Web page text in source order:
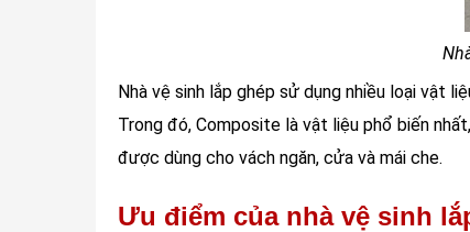
Nhà vệ sinh lắp ghép sử dụng nhiều loại vật
Trong đó, Composite là vật liệu phổ biến
được dùng cho vách ngăn, cửa và mái che.
Ưu điểm của nhà vệ sinh